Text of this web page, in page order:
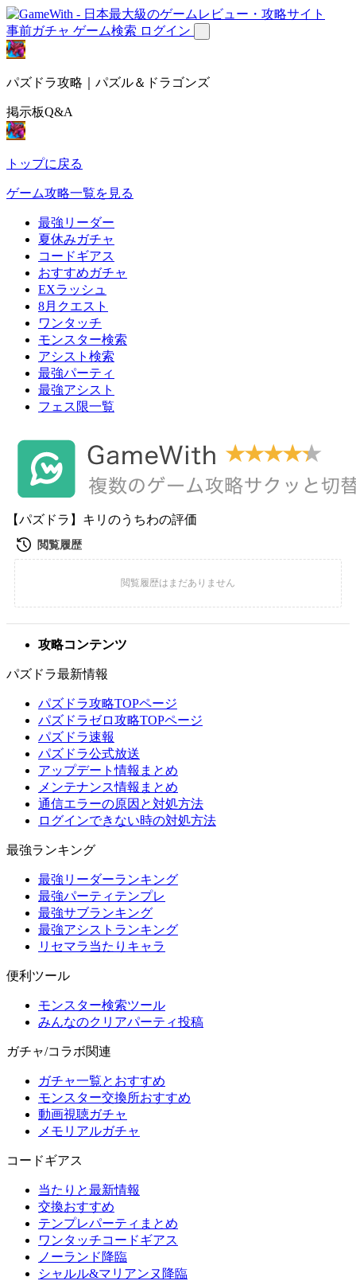
事前ガチャ ゲーム検索 ログイン
パズドラ攻略｜パズル＆ドラゴンズ
掲示板Q&A
トップに戻る
ゲーム攻略一覧を見る
最強リーダー
夏休みガチャ
コードギアス
おすすめガチャ
EXラッシュ
8月クエスト
ワンタッチ
モンスター検索
アシスト検索
最強パーティ
最強アシスト
フェス限一覧
【パズドラ】キリのうちわの評価
攻略コンテンツ
パズドラ最新情報
パズドラ攻略TOPページ
パズドラゼロ攻略TOPページ
パズドラ速報
パズドラ公式放送
アップデート情報まとめ
メンテナンス情報まとめ
通信エラーの原因と対処方法
ログインできない時の対処方法
最強ランキング
最強リーダーランキング
最強パーティテンプレ
最強サブランキング
最強アシストランキング
リセマラ当たりキャラ
便利ツール
モンスター検索ツール
みんなのクリアパーティ投稿
ガチャ/コラボ関連
ガチャ一覧とおすすめ
モンスター交換所おすすめ
動画視聴ガチャ
メモリアルガチャ
コードギアス
当たりと最新情報
交換おすすめ
テンプレパーティまとめ
ワンタッチコードギアス
ノーランド降臨
シャルル&マリアンヌ降臨